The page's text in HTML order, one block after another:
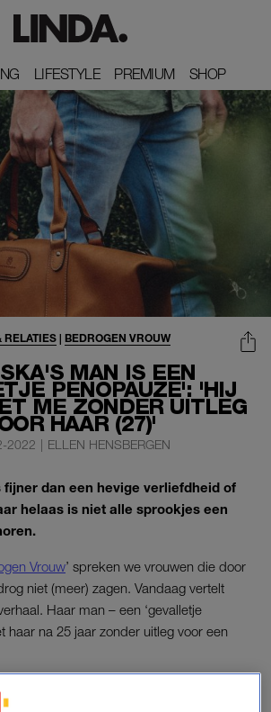
LIFESTYLE
LIFESTYLE PREMIUM
PREMIUM SHOP
SHOP
MAN IS EEN
PENOPAUZE': 'HIJ
ME ZONDER UITLEG
HAAR (27)'
RELATIES| BEDROGEN VROUW
2022 | ELLEN HENSBERGEN
fijner dan een hevige verliefdheid of
helaas is niet alle sprookjes een
Vrouw’ spreken we vrouwen die door
niet (meer) zagen. Vandaag vertelt
Haar man – een ‘gevalletje
haar na 25 jaar zonder uitleg voor een